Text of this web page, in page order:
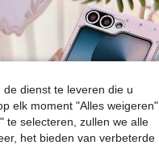
4.85
4.85
dienst te leveren die u
elk moment "Alles weigeren",
te selecteren, zullen we alle
het bieden van verbeterde